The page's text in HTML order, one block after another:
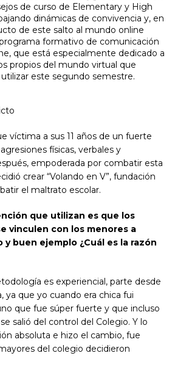
de curso de Elementary y High
dinámicas de convivencia y, en
de este salto al mundo online
formativo de comunicación
que está especialmente dedicado a
propios del mundo virtual que
este segundo semestre.
víctima a sus 11 años de un fuerte
físicas, verbales y
empoderada por combatir esta
crear “Volando en V”, fundación
el maltrato escolar.
que utilizan es que los
vinculen con los menores a
buen ejemplo ¿Cuál es la razón
es experiencial, parte desde
ya que yo cuando era chica fui
que fue súper fuerte y que incluso
salió del control del Colegio. Y lo
absoluta e hizo el cambio, fue
del colegio decidieron